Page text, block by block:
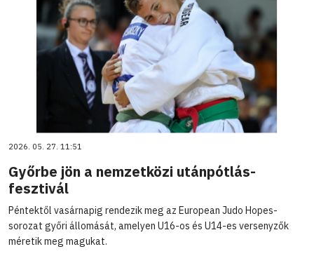
2026. 05. 27. 11:51
Győrbe jön a nemzetközi utánpótlás-
fesztivál
Péntektől vasárnapig rendezik meg az European Judo Hopes-
sorozat győri állomását, amelyen U16-os és U14-es versenyzők
méretik meg magukat.